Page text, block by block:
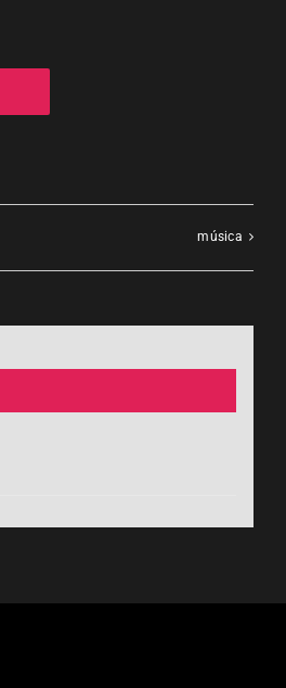
música